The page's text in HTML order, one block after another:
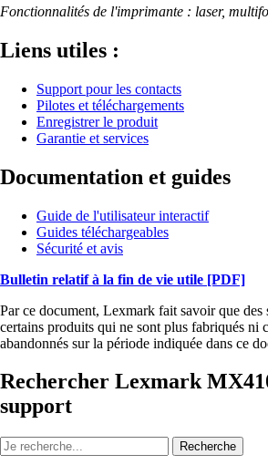
Fonctionnalités de l'imprimante : laser,
Liens utiles :
Support pour les contacts
Pilotes et téléchargements
Enregistrer le produit
Garantie et services
Documentation et guides
Guide de l'utilisateur interactif
Guides téléchargeables
Sécurité et avis
Bulletin relatif à la fin de vie utile [PDF]
Par ce document, Lexmark fait savoir que des
certains produits qui ne sont plus fabriqués ni
abandonnés sur la période indiquée dans ce
Rechercher Lexmark
support
Recherche